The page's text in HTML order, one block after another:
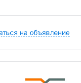
на объявление